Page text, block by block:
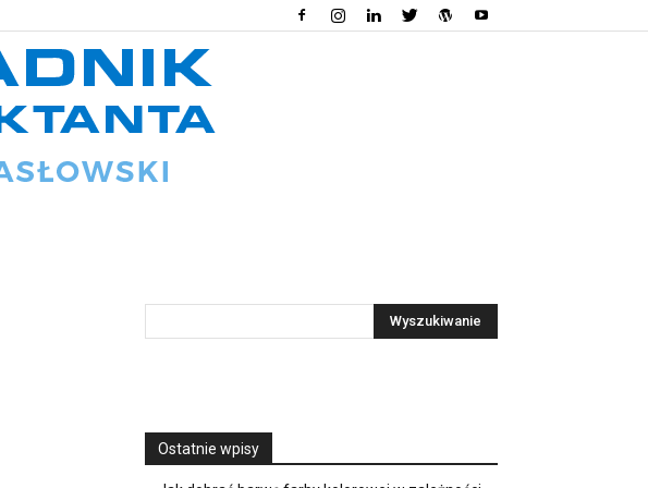
Ostatnie wpisy